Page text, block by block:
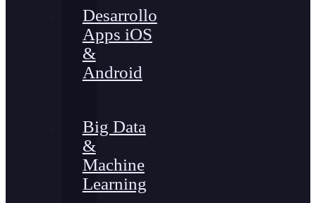
Desarrollo
Apps iOS
&
Android
Big Data
&
Machine
Learning